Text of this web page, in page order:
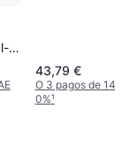
43,79 €
O 3 pagos de
0%¹